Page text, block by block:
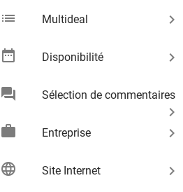
list Multideal keyboard_arrow_right
date_range Disponibilité keyboard_arrow_right
chat Sélection de commentaires
keyboard_arrow_right
work
Entreprise keyboard_arrow_right
language Site Internet keyboard_arrow_right